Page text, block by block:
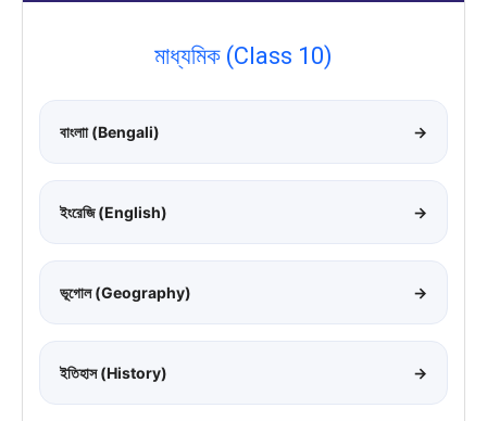
মাধ্যমিক (Class 10)
বাংলাা (Bengali) →
ইংরেজি (English) →
ভূগোল (Geography) →
ইতিহাস (History) →